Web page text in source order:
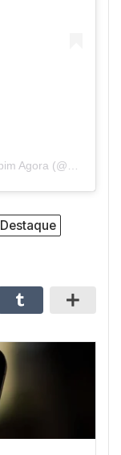
Um post compartilhado por Quixeramobim Agora (@quixeramobimagora)
Destaque